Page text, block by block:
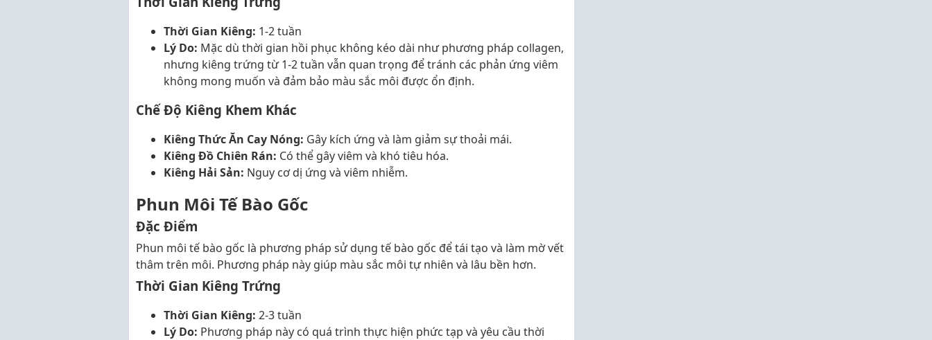
Thời Gian Kiêng: 1-2 tuần
Lý Do: Mặc dù thời gian hồi phục không kéo dài như phương pháp collagen,
nhưng kiêng trứng từ 1-2 tuần vẫn quan trọng để tránh các phản ứng viêm
không mong muốn và đảm bảo màu sắc môi được ổn định.
Chế Độ Kiêng Khem Khác
Kiêng Thức Ăn Cay Nóng: Gây kích ứng và làm giảm sự thoải mái.
Kiêng Đồ Chiên Rán: Có thể gây viêm và khó tiêu hóa.
Kiêng Hải Sản: Nguy cơ dị ứng và viêm nhiễm.
Phun Môi Tế Bào Gốc
Đặc Điểm
Phun môi tế bào gốc là phương pháp sử dụng tế bào gốc để tái tạo và làm mờ vết
thâm trên môi. Phương pháp này giúp màu sắc môi tự nhiên và lâu bền hơn.
Thời Gian Kiêng Trứng
Thời Gian Kiêng: 2-3 tuần
Lý Do: Phương pháp này có quá trình thực hiện phức tạp và yêu cầu thời